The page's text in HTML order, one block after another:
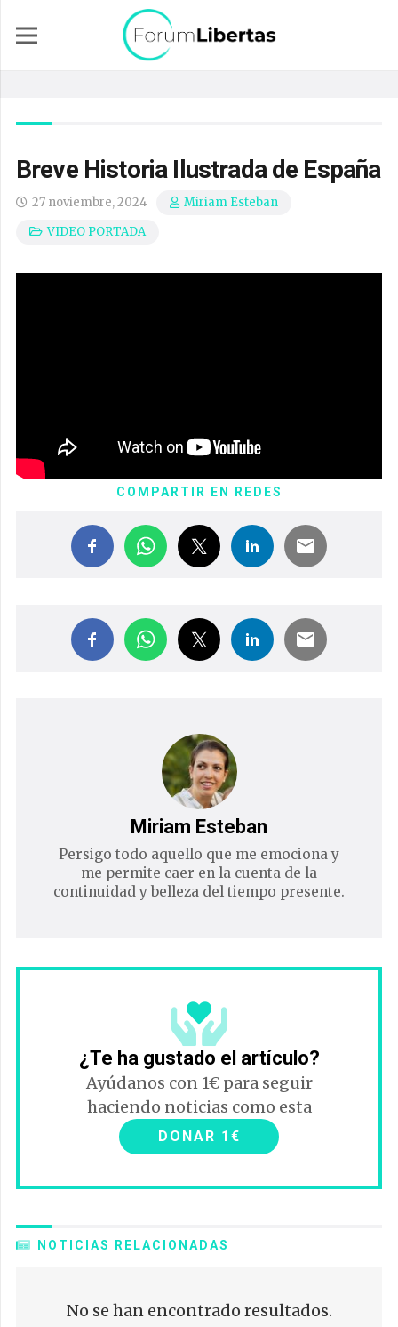
Breve Historia Ilustrada de España
27 noviembre, 2024
Miriam Esteban
VIDEO PORTADA
COMPARTIR EN REDES
Miriam Esteban
Persigo todo aquello que me emociona y
me permite caer en la cuenta de la
continuidad y belleza del tiempo presente.
¿Te ha gustado el artículo?
Ayúdanos con 1€ para seguir
haciendo noticias como esta
DONAR 1€
NOTICIAS RELACIONADAS
No se han encontrado resultados.